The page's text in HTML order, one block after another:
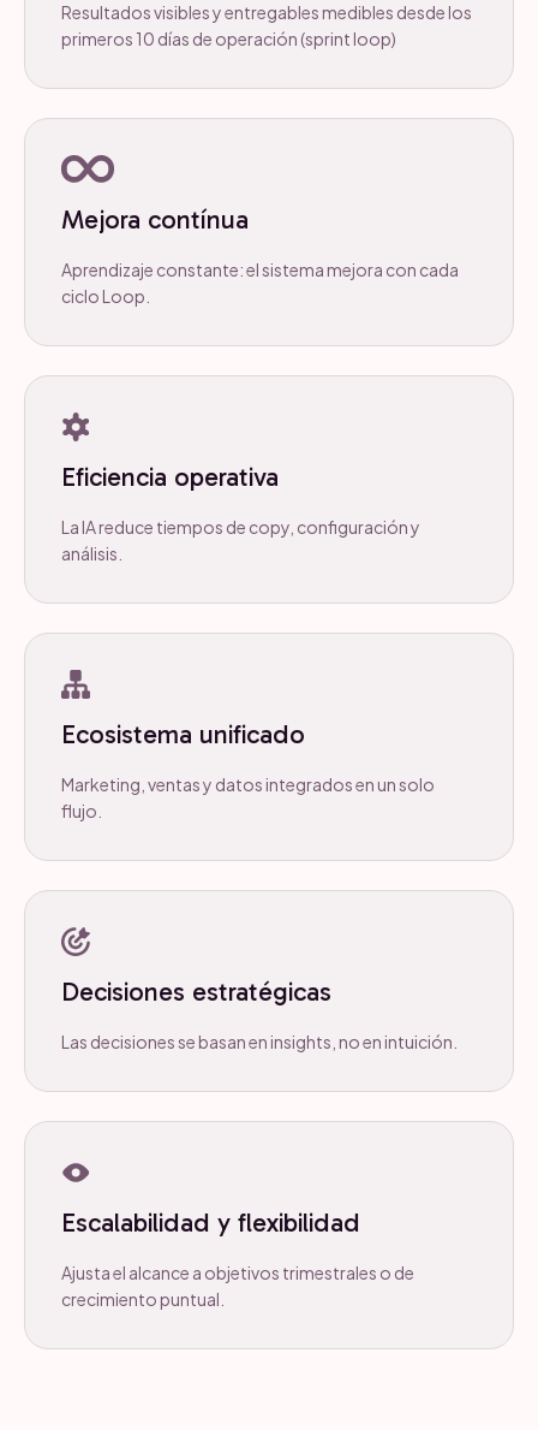
Resultados visibles y entregables medibles desde los
primeros 10 días de operación (sprint loop)
Mejora contínua
Aprendizaje constante: el sistema mejora con cada
ciclo Loop.
Eficiencia operativa
La IA reduce tiempos de copy, configuración y
análisis.
Ecosistema unificado
Marketing, ventas y datos integrados en un solo
flujo.
Decisiones estratégicas
Las decisiones se basan en insights, no en intuición.
Escalabilidad y flexibilidad
Ajusta el alcance a objetivos trimestrales o de
crecimiento puntual.